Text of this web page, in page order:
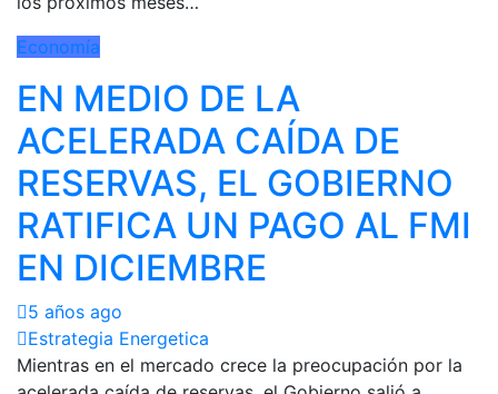
Economía
EN MEDIO DE LA
ACELERADA CAÍDA DE
RESERVAS, EL GOBIERNO
RATIFICA UN PAGO AL FMI
EN DICIEMBRE
5 años ago
Estrategia Energetica
Mientras en el mercado crece la preocupación por la